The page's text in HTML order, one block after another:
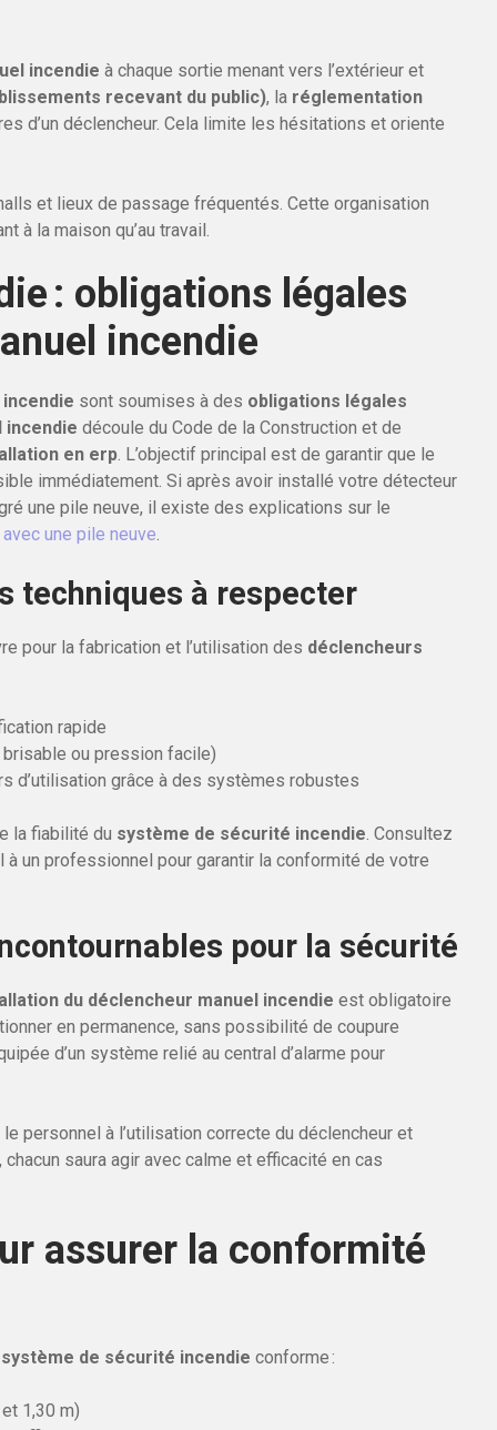
incendie à chaque sortie menant vers l’extérieur et
recevant du public), la réglementation
d’un déclencheur. Cela limite les hésitations et oriente
et lieux de passage fréquentés. Cette organisation
à la maison qu’au travail.
: obligations légales
incendie
sont soumises à des obligations légales
incendie découle du Code de la Construction et de
en erp. L’objectif principal est de garantir que le
immédiatement. Si après avoir installé votre détecteur
une pile neuve, il existe des explications sur le
une pile neuve.
techniques à respecter
pour la fabrication et l’utilisation des déclencheurs
rapide
ou pression facile)
d’utilisation grâce à des systèmes robustes
la fiabilité du système de sécurité incendie. Consultez
un professionnel pour garantir la conformité de votre
pour la sécurité
du déclencheur manuel incendie est obligatoire
en permanence, sans possibilité de coupure
d’un système relié au central d’alarme pour
personnel à l’utilisation correcte du déclencheur et
saura agir avec calme et efficacité en cas
assurer la conformité
système de sécurité incendie conforme :
1,30 m)